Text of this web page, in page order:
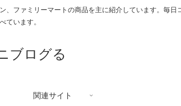
ファミリーマートの商品を主に紹介しています。毎
ています。
ブログる
関連サイト